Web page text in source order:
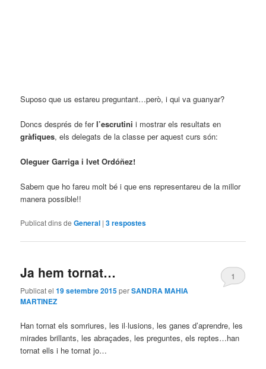
Suposo que us estareu preguntant…però, i qui va guanyar?
Doncs després de ferl’escrutini i mostrar els resultats en
gràfiques, els delegats de la classe per aquest curs són:
Oleguer Garriga i Ivet Ordóñez!
Sabem que ho fareu molt bé i que ens representareu de la millor
manera possible!!
Publicat dins de General |3respostes
Ja hem tornat…
Publicat el19 setembre 2015perSANDRA MAHIA
MARTINEZ
1
Han tornat els somriures, les il·lusions, les ganes d’aprendre, les
mirades brillants, les abraçades, les preguntes, els reptes…han
tornat ells i he tornat jo…